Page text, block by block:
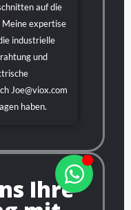
auf die
Meine expertise
industrielle
und
Joe@viox.com
haben.
Ihre